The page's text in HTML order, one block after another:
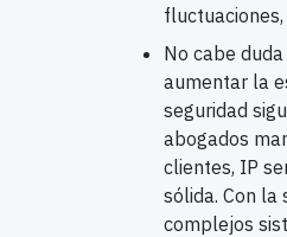
No cabe
aumentar la
seguridad
abogados
clientes, IP
sólida. Con la
complejos